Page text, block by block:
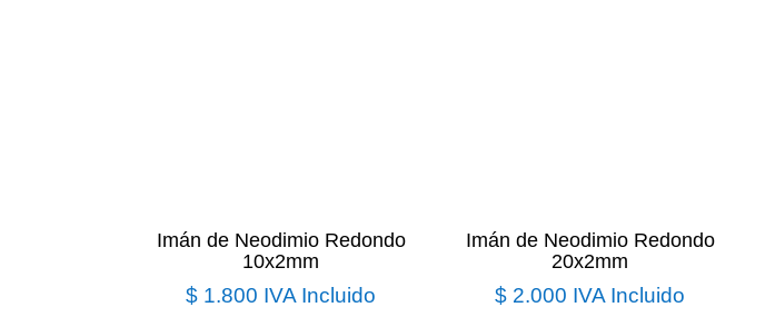
Imán de Neodimio Redondo
10x2mm
$ 1.800 IVA Incluido
Imán de Neodimio Redondo
20x2mm
$ 2.000 IVA Incluido